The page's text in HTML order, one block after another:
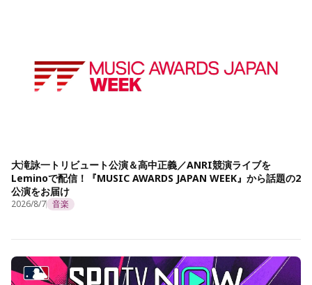
大滝詠一トリビュート公演＆高中正義／ANRI競演ライブを
Leminoで配信！『MUSIC AWARDS JAPAN WEEK』から話題の2
公演をお届け
2026/8/7 音楽